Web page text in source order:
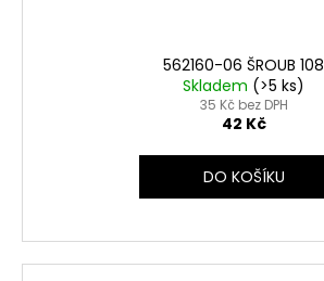
562160-06 ŠROUB 108
Skladem (>5 ks)
35 Kč bez DPH
42 Kč
DO KOŠÍKU